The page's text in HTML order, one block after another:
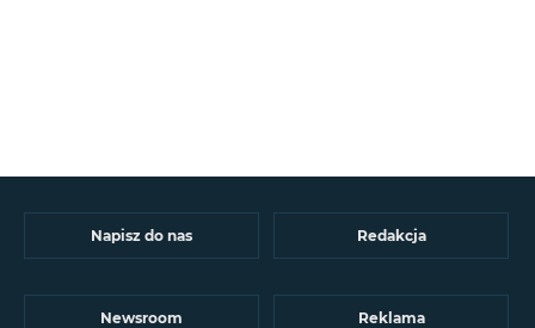
Napisz do nas Redakcja
Newsroom Reklama